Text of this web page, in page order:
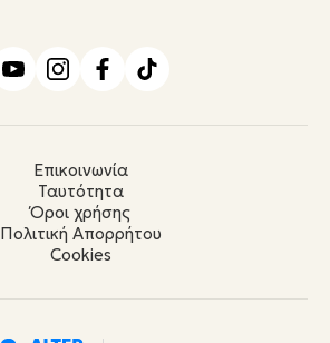
Επικοινωνία
Ταυτότητα
Όροι χρήσης
Πολιτική Απορρήτου
Cookies